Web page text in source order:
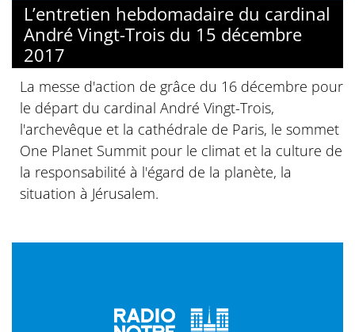
L’entretien hebdomadaire du cardinal
André Vingt-Trois du 15 décembre
2017
La messe d'action de grâce du 16 décembre pour
le départ du cardinal André Vingt-Trois,
l'archevêque et la cathédrale de Paris, le sommet
One Planet Summit pour le climat et la culture de
la responsabilité à l'égard de la planète, la
situation à Jérusalem.